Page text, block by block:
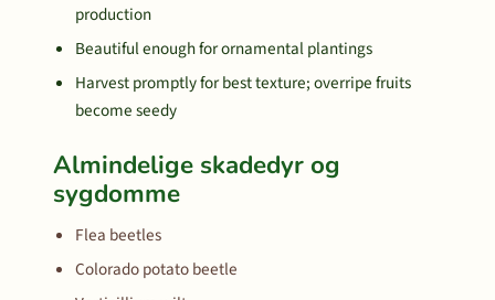
production
Beautiful enough for ornamental plantings
Harvest promptly for best texture; overripe fruits
become seedy
Almindelige skadedyr og
sygdomme
Flea beetles
Colorado potato beetle